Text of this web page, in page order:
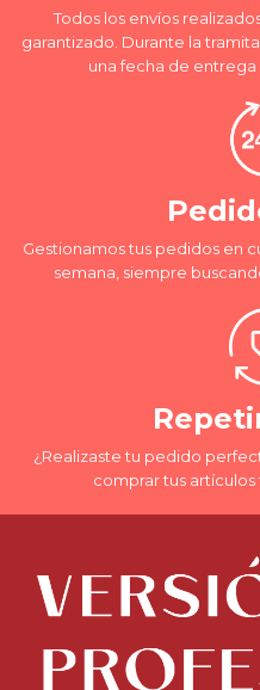
Todos los envíos
garantizado. Durante la
una fecha de
Gestionamos tus pedidos en
semana, siempre
¿Realizaste tu pedido
comprar tus artículos